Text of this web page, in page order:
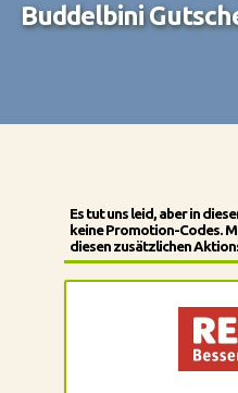
Buddelbini
Es tut uns leid, aber in
keine Promotion-Codes.
diesen zusätzlichen